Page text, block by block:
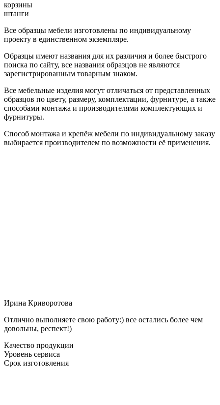
корзины
штанги
Все образцы мебели изготовлены по индивидуальному
проекту в единственном экземпляре.
Образцы имеют названия для их различия и более быстрого
поиска по сайту, все названия образцов не являются
зарегистрированным товарным знаком.
Все мебельные изделия могут отличаться от представленных
образцов по цвету, размеру, комплектации, фурнитуре, а также
способами монтажа и производителями комплектующих и
фурнитуры.
Способ монтажа и крепёж мебели по индивидуальному заказу
выбирается производителем по возможности её применения.
Ирина Криворотова
Отлично выполняете свою работу:) все остались более чем
довольны, респект!)
Качество продукции
Уровень сервиса
Срок изготовления